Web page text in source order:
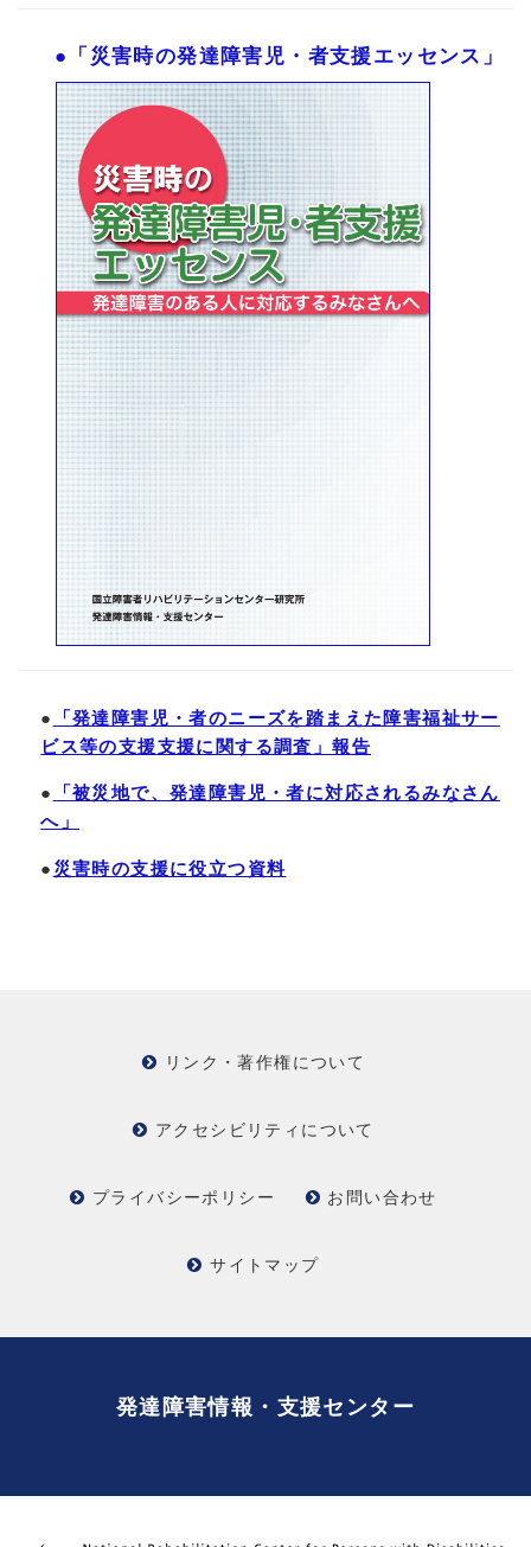
●「災害時の発達障害児・者支援エッセンス」
●
「発達障害児・者のニーズを踏まえた障害福祉サー
ビス等の支援支援に関する調査」報告
●
「被災地で、発達障害児・者に対応されるみなさん
へ」
● 災害時の支援に役立つ資料
リンク・著作権について
アクセシビリティについて
プライバシーポリシー お問い合わせ
サイトマップ
発達障害情報・支援センター